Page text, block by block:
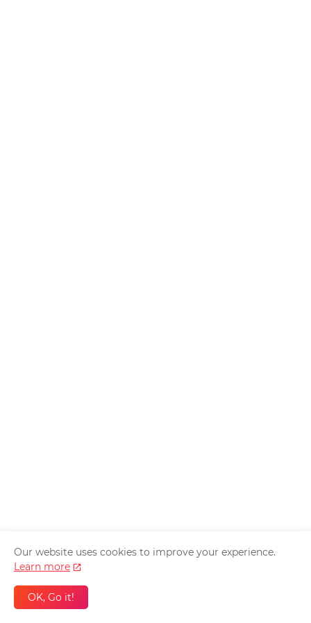
Our website uses cookies to improve your experience.
Learn more
OK, Go it!